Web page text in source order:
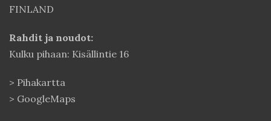
FINLAND
Rahdit ja noudot:
Kulku pihaan: Kisällintie 16
> Pihakartta
> GoogleMaps